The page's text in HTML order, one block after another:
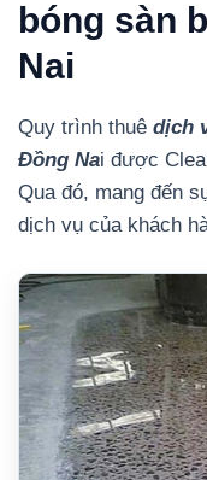
bóng sàn
Nai
Quy trình thuê dịch
Đồng Nai được
Qua đó, mang đến
dịch vụ của khách